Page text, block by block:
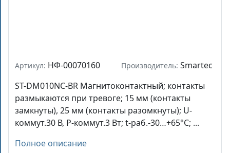
Артикул: НФ-00070160 Производитель: Smartec
ST-DM010NC-BR Магнитоконтактный; контакты
размыкаются при тревоге; 15 мм (контакты
замкнуты), 25 мм (контакты разомкнуты); U-
коммут.30 В, P-коммут.3 Вт; t-раб.-30…+65°С; ...
Полное описание